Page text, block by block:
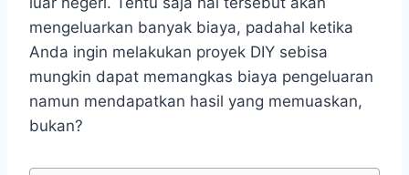
mengeluarkan banyak biaya, padahal ketika
Anda ingin melakukan proyek DIY sebisa
mungkin dapat memangkas biaya pengeluaran
namun mendapatkan hasil yang memuaskan,
bukan?